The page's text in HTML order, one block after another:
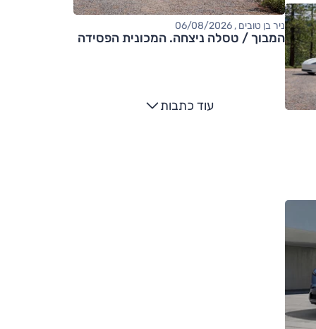
ניר בן טובים , 06/08/2026
המבוך / טסלה ניצחה. המכונית הפסידה
עוד כתבות